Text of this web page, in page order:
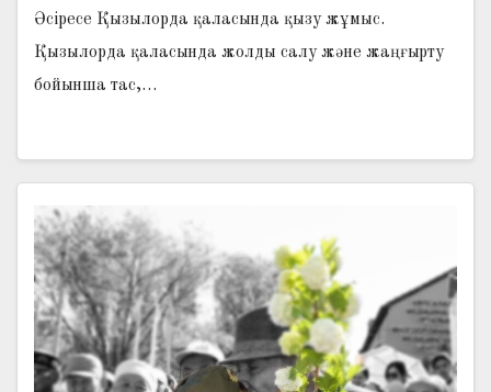
Әсіресе Қызылорда қаласында қызу жұмыс.
Қызылорда қаласында жолды салу және жаңғырту
бойынша тас,…